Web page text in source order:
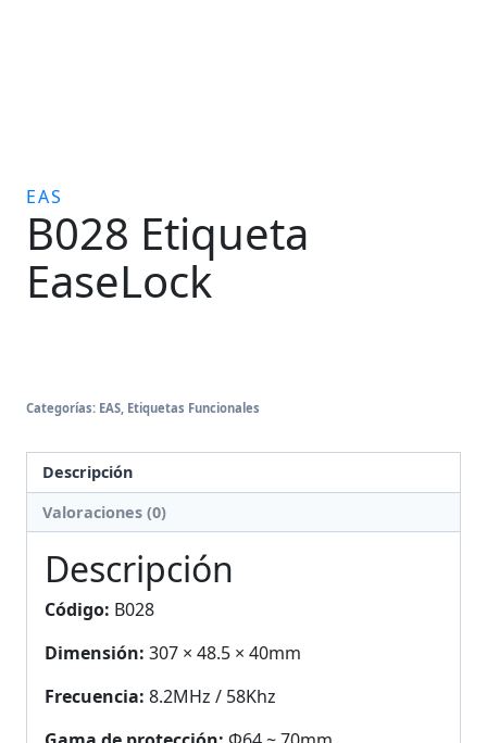
EAS
B028 Etiqueta
EaseLock
Categorías: EAS, Etiquetas Funcionales
Descripción
Valoraciones (0)
Descripción
Código: B028
Dimensión: 307 × 48.5 × 40mm
Frecuencia: 8.2MHz / 58Khz